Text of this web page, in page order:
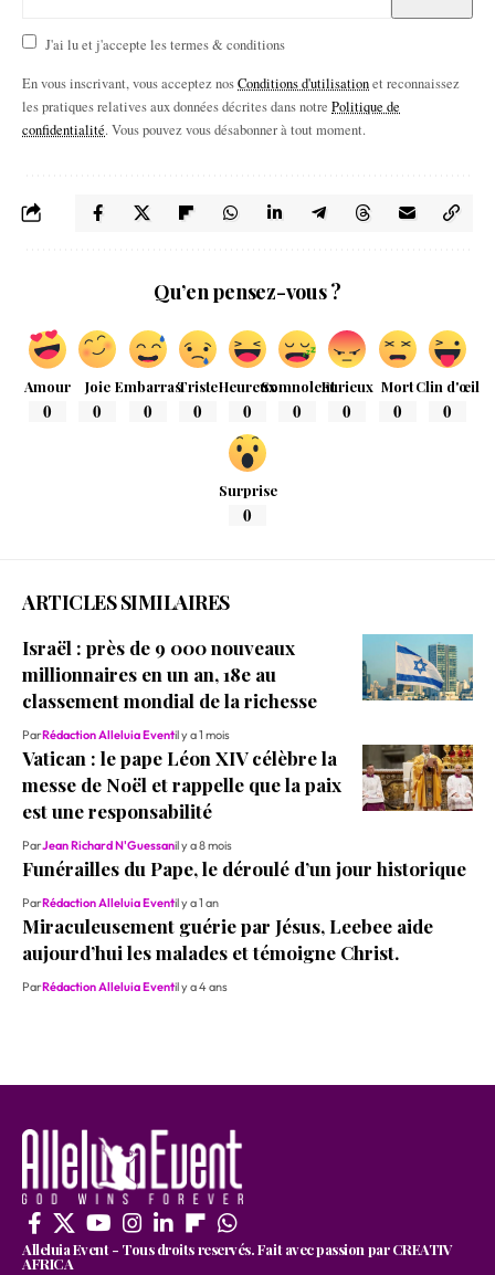
J'ai lu et j'accepte les termes & conditions
En vous inscrivant, vous acceptez nosConditions d'utilisationet reconnaissez
les pratiques relatives aux données décrites dans notre Politique de
confidentialité. Vous pouvez vous désabonner à tout moment.
Qu’en pensez-vous ?
Amour
0
Joie
0
Embarras
0
Triste
0
Heureux
0
Somnolent
0
Furieux
0
Mort
0
Clin d'œil
0
Surprise
0
ARTICLES SIMILAIRES
Israël : près de 9 000 nouveaux
millionnaires en un an, 18e au
classement mondial de la richesse
ParRédaction Alleluia Eventil y a 1 mois
Vatican : le pape Léon XIV célèbre la
messe de Noël et rappelle que la paix
est une responsabilité
ParJean Richard N'Guessanil y a 8 mois
Funérailles du Pape, le déroulé d’un jour historique
ParRédaction Alleluia Eventil y a 1 an
Miraculeusement guérie par Jésus, Leebee aide
aujourd’hui les malades et témoigne Christ.
ParRédaction Alleluia Eventil y a 4 ans
Alleluia Event - Tous droits reservés. Fait avec passion par CREATIV
AFRICA